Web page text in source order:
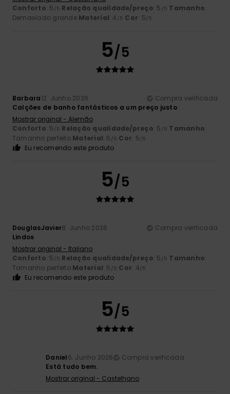
Conforto: 5 /5 Relação qualidade/preço: 5 /5 Tamanho:
Demasiado grande Material: 4 /5 Cor: 5/5
5/5
Barbara12. Junho 2026
Compra verificada
Calções de banho fantásticos a um preço justo
Mostrar original - Alemão
Conforto: 5 /5 Relação qualidade/preço: 5 /5 Tamanho:
Tamanho perfeito Material: 5 /5 Cor: 5/5
Eu recomendo este produto
5/5
DouglasJavier8. Junho 2026
Compra verificada
Lindos
Mostrar original - Italiano
Conforto: 5 /5 Relação qualidade/preço: 5 /5 Tamanho:
Tamanho perfeito Material: 5 /5 Cor: 4/5
Eu recomendo este produto
5/5
Daniel6. Junho 2026
Compra verificada
Está tudo bem.
Mostrar original - Castelhano